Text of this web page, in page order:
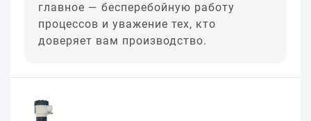
главное — бесперебойную работу
процессов и уважение тех, кто
доверяет вам производство.